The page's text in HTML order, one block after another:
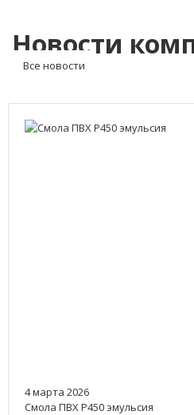
Новости
Все новости
4 марта 2026
Смола ПВХ Р450 эмульсия